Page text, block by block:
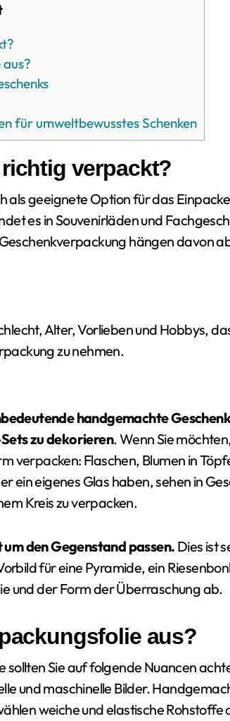
für umweltbewusstes Schenken
verpackt?
als geeignete Option für das
es in Souvenirläden und
hängen davon
Alter, Vorlieben und Hobbys,
zu nehmen.
handgemachte
zu dekorieren. Wenn Sie
verpacken: Flaschen, Blumen in
ein eigenes Glas haben, sehen in
Kreis zu verpacken.
den Gegenstand passen. Dies ist
für eine Pyramide, ein
und der Form der Überraschung ab.
aus?
sollten Sie auf folgende Nuancen
und maschinelle Bilder.
weiche und elastische Rohstoffe